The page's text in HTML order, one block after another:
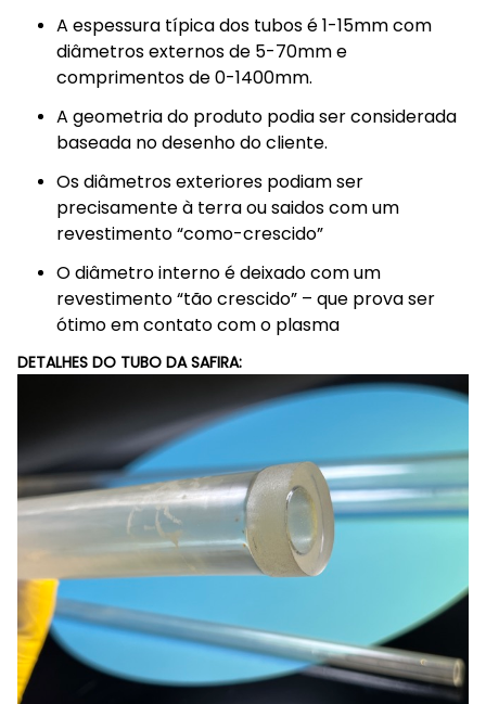
A espessura típica dos tubos é 1-15mm com
diâmetros externos de 5-70mm e
comprimentos de 0-1400mm.
A geometria do produto podia ser considerada
baseada no desenho do cliente.
Os diâmetros exteriores podiam ser
precisamente à terra ou saidos com um
revestimento “como-crescido”
O diâmetro interno é deixado com um
revestimento “tão crescido” – que prova ser
ótimo em contato com o plasma
DETALHES DO TUBO DA SAFIRA: